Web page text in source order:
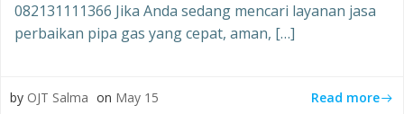
082131111366 Jika Anda sedang mencari layanan jasa
perbaikan pipa gas yang cepat, aman, […]
by OJT Salma on May 15 Read more